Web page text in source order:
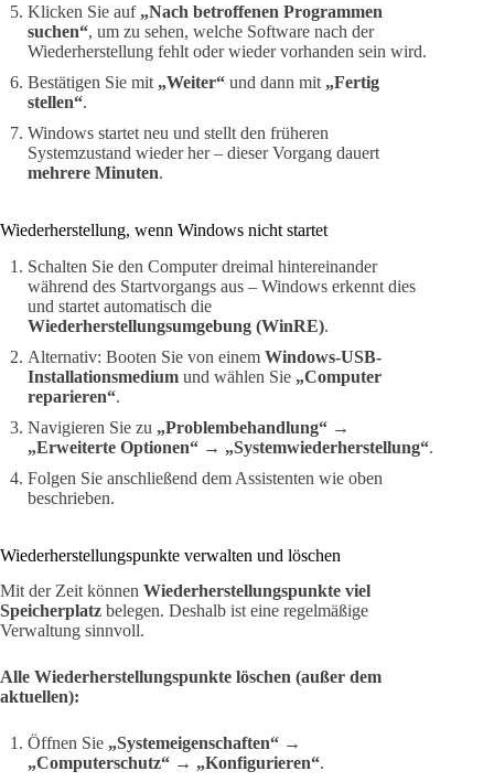
Klicken Sie auf „Nach betroffenen Programmen
suchen“, um zu sehen, welche Software nach der
Wiederherstellung fehlt oder wieder vorhanden sein wird.
Bestätigen Sie mit „Weiter“ und dann mit „Fertig
stellen“.
Windows startet neu und stellt den früheren
Systemzustand wieder her – dieser Vorgang dauert
mehrere Minuten.
Wiederherstellung, wenn Windows nicht startet
Schalten Sie den Computer dreimal hintereinander
während des Startvorgangs aus – Windows erkennt dies
und startet automatisch die
Wiederherstellungsumgebung (WinRE).
Alternativ: Booten Sie von einem Windows-USB-
Installationsmedium und wählen Sie „Computer
reparieren“.
Navigieren Sie zu „Problembehandlung“ →
„Erweiterte Optionen“ → „Systemwiederherstellung“.
Folgen Sie anschließend dem Assistenten wie oben
beschrieben.
Wiederherstellungspunkte verwalten und löschen
Mit der Zeit können Wiederherstellungspunkte viel
Speicherplatz belegen. Deshalb ist eine regelmäßige
Verwaltung sinnvoll.
Alle Wiederherstellungspunkte löschen (außer dem
aktuellen):
Öffnen Sie „Systemeigenschaften“ →
„Computerschutz“ → „Konfigurieren“.